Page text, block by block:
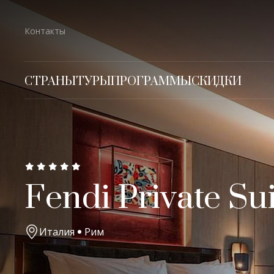
Контакты
СТРАНЫТУРЫПРОГРАММЫСКИДКИ
Fendi Private
Италия Рим